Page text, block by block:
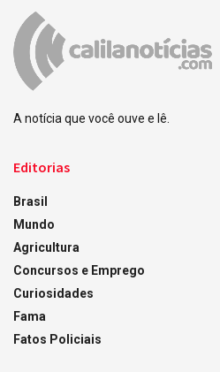
A notícia que você ouve e lê.
Editorias
Brasil
Mundo
Agricultura
Concursos e Emprego
Curiosidades
Fama
Fatos Policiais